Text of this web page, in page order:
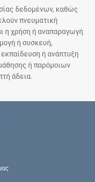
δεδομένων, καθώς
πνευματική
η χρήση ή αναπαραγωγή
ή συσκευή,
ή ανάπτυξη
ή παρόμοιων
άδεια.